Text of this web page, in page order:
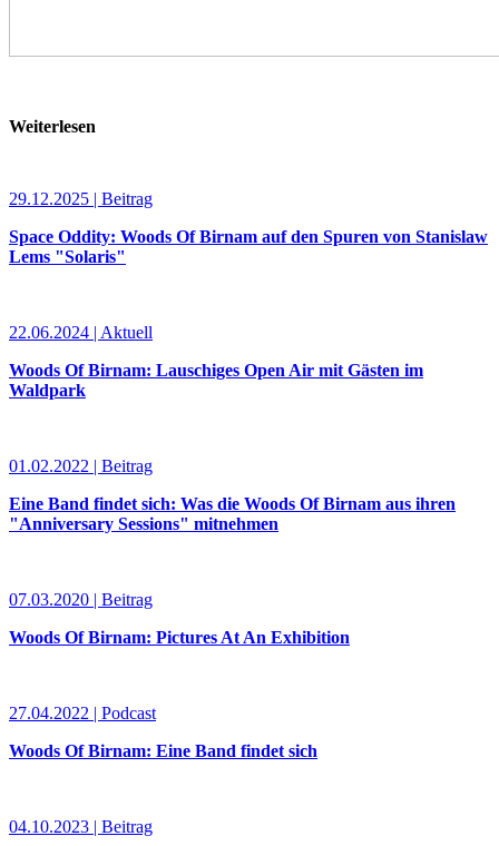
Weiterlesen
29.12.2025 | Beitrag
Space Oddity: Woods Of Birnam auf den Spuren von Stanislaw
Lems "Solaris"
22.06.2024 | Aktuell
Woods Of Birnam: Lauschiges Open Air mit Gästen im
Waldpark
01.02.2022 | Beitrag
Eine Band findet sich: Was die Woods Of Birnam aus ihren
"Anniversary Sessions" mitnehmen
07.03.2020 | Beitrag
Woods Of Birnam: Pictures At An Exhibition
27.04.2022 | Podcast
Woods Of Birnam: Eine Band findet sich
04.10.2023 | Beitrag